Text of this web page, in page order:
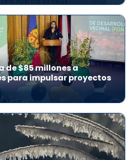
de $85 millones a
para impulsar proyectos